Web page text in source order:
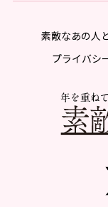
素敵なあの人
プライバシ